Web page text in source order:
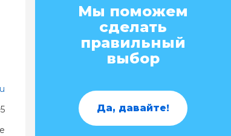
Мы поможем
сделать
правильный
выбор
Да, давайте!